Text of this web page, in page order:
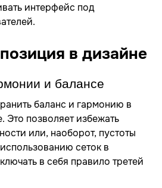
интерфейс под
в дизайне
и балансе
баланс и гармонию в
Это позволяет избежать
или, наоборот, пустоты
сеток в
в себя правило третей